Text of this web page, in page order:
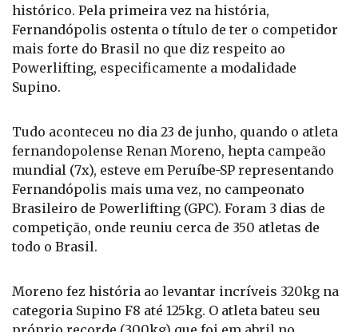
histórico. Pela primeira vez na história,
Fernandópolis ostenta o título de ter o competidor
mais forte do Brasil no que diz respeito ao
Powerlifting, especificamente a modalidade
Supino.
Tudo aconteceu no dia 23 de junho, quando o atleta
fernandopolense Renan Moreno, hepta campeão
mundial (7x), esteve em Peruíbe-SP representando
Fernandópolis mais uma vez, no campeonato
Brasileiro de Powerlifting (GPC). Foram 3 dias de
competição, onde reuniu cerca de 350 atletas de
todo o Brasil.
Moreno fez história ao levantar incríveis 320kg na
categoria Supino F8 até 125kg. O atleta bateu seu